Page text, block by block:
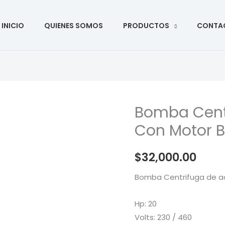
INICIO QUIENES SOMOS PRODUCTOS
Bomba
Con Motor
$32,000.00
Bomba Centrifuga de
Hp: 20
Volts: 230 / 460